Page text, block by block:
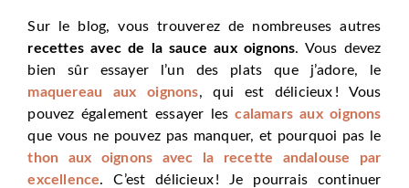
Sur le blog, vous trouverez de nombreuses autres
recettes avec de la sauce aux oignons. Vous devez
bien sûr essayer l’un des plats que j’adore, le
maquereau aux oignons, qui est délicieux ! Vous
pouvez également essayer lescalamars aux oignons
que vous ne pouvez pas manquer, et pourquoi pas le
thon aux oignons avec la recette andalouse par
excellence. C’est délicieux ! Je pourrais continuer